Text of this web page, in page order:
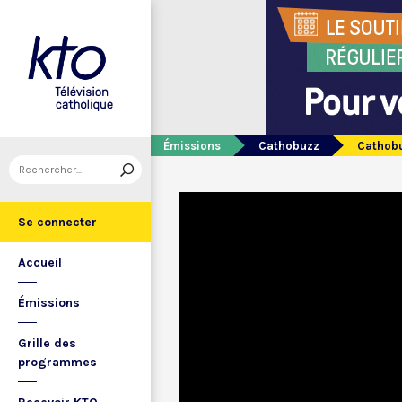
Se connecter
Accueil
Émissions
Grille des
programmes
Émissions Cathobuzz